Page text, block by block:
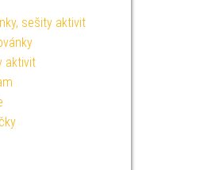
sešity aktivit
aktivit